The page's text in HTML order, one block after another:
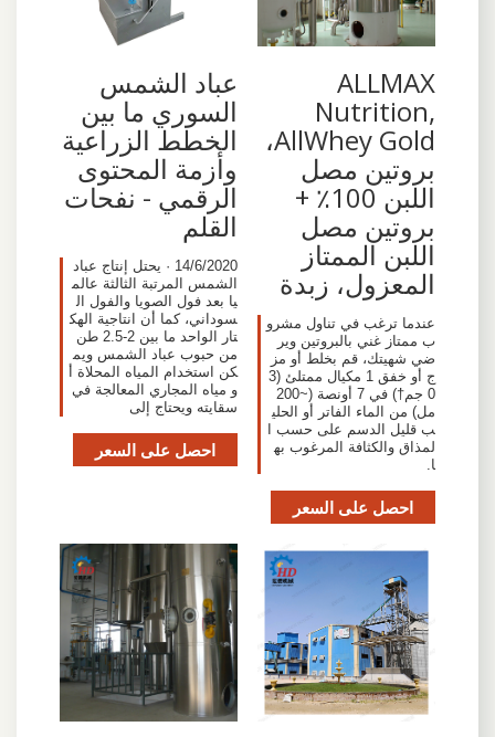
ALLMAX
Nutrition,
AllWhey Gold،
بروتين مصل
اللبن 100٪ +
بروتين مصل
اللبن الممتاز
المعزول، زبدة
عندما ترغب في تناول مشرو
ب ممتاز غني بالبروتين وير
ضي شهيتك، قم بخلط أو مز
ج أو خفق 1 مكيال ممتلئ (3
0 جم†) في 7 أونصة (~200
مل) من الماء الفاتر أو الحلي
ب قليل الدسم على حسب ا
لمذاق والكثافة المرغوب به
ا.
احصل على السعر
عباد الشمس
السوري ما بين
الخطط الزراعية
وأزمة المحتوى
الرقمي - نفحات
القلم
14/6/2020 · يحتل إنتاج عباد
الشمس المرتبة الثالثة عالم
يا بعد فول الصويا والفول ال
سوداني، كما أن انتاجية الهك
تار الواحد ما بين 2-2.5 طن
من حبوب عباد الشمس ويم
كن استخدام المياه المحلاة أ
و مياه المجاري المعالجة في
سقايته ويحتاج إلى
احصل على السعر